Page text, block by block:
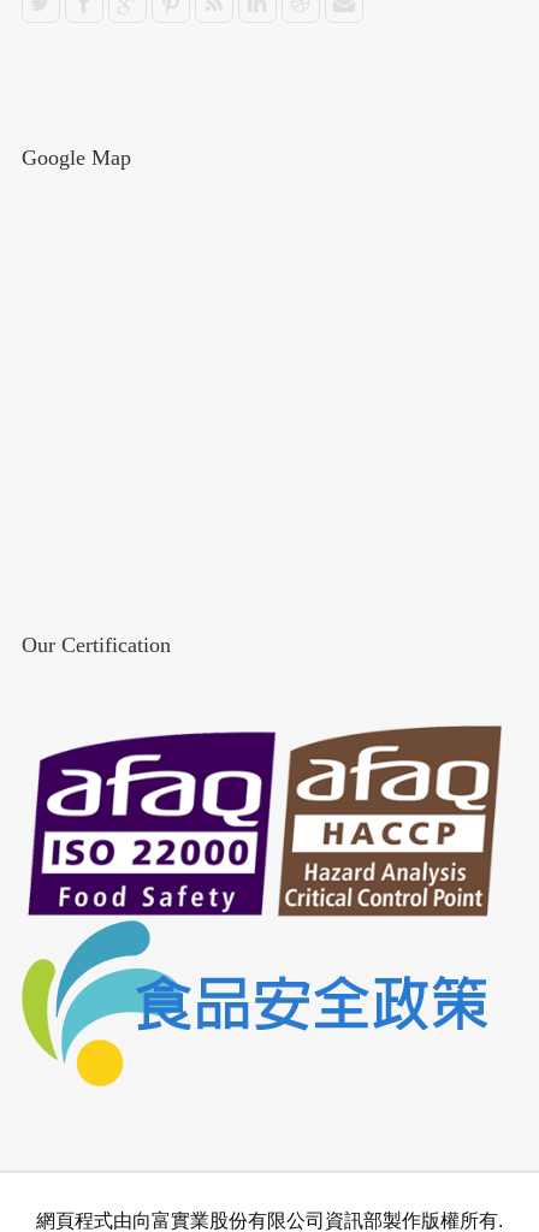
Google Map
Our Certification
網頁程式由向富實業股份有限公司資訊部製作版權所有.